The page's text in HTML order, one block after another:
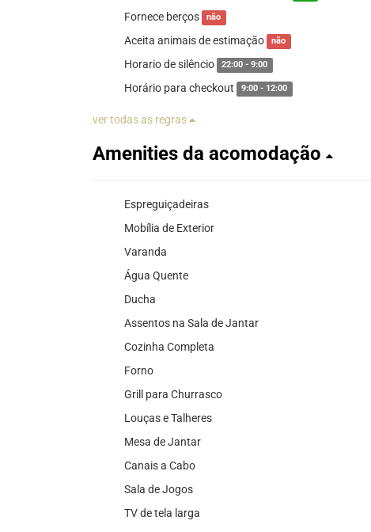
Fornece berços não
Aceita animais de estimação não
Horario de silêncio 22:00 - 9:00
Horário para checkout 9:00 - 12:00
ver todas as regras
Amenities da acomodação
Espreguiçadeiras
Mobília de Exterior
Varanda
Água Quente
Ducha
Assentos na Sala de Jantar
Cozinha Completa
Forno
Grill para Churrasco
Louças e Talheres
Mesa de Jantar
Canais a Cabo
Sala de Jogos
TV de tela larga